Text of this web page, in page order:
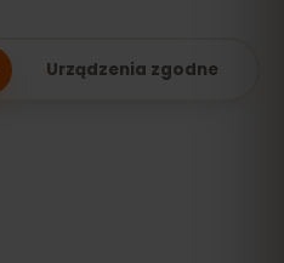
Urządzenia zgodne